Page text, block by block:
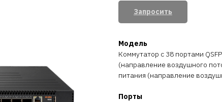
Запросить
Модель
Коммутатор с 38 портами
(направление воздушного
питания (направление
Порты